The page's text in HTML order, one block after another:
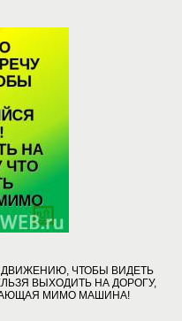
ЧТОБЫ ВИДЕТЬ
ВЫХОДИТЬ НА ДОРОГУ,
МИМО МАШИНА!